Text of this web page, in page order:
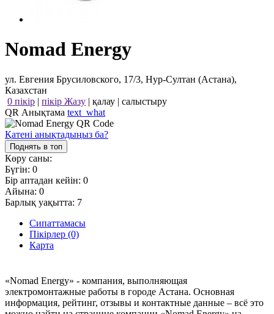
Nomad Energy
ул. Евгения Брусиловского, 17/3, Нур-Султан (Астана),
Казахстан
0 пікір | пікір Жазу | қалау | салыстыру
QR Анықтама text_what
Қатені анықтадыңыз ба?
Поднять в топ
Көру саны:
Бүгін: 0
Бір аптадан кейін: 0
Айына: 0
Барлық уақытта: 7
Сипаттамасы
Пікірлер (0)
Карта
«Nomad Energy» - компания, выполняющая
электромонтажные работы в городе Астана. Основная
информация, рейтинг, отзывы и контактные данные – всё это